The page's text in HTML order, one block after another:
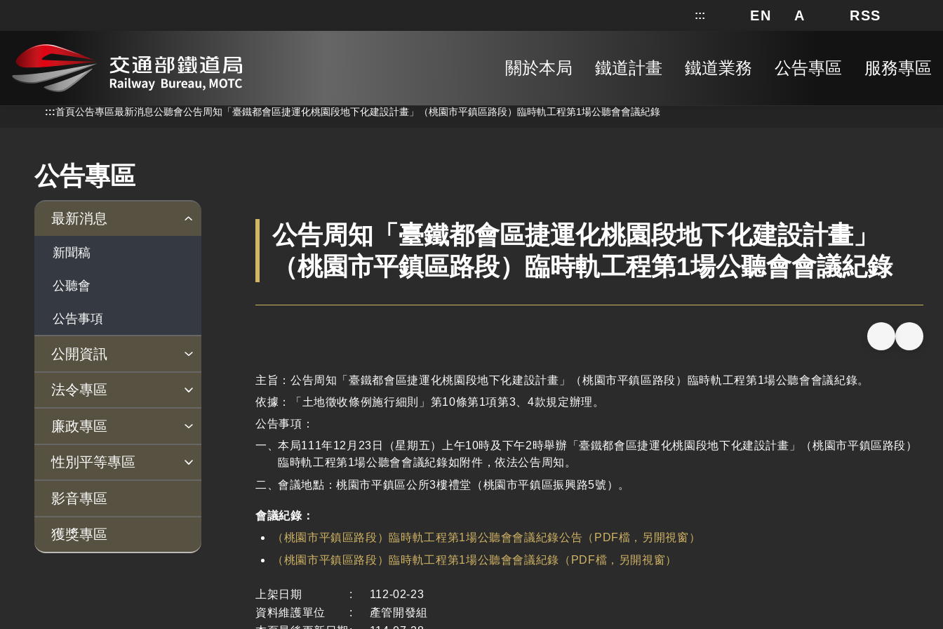
::: 網站地圖
EN A 局長信箱
RSS
關於本局 鐵道計畫 鐵道業務 公告專區 服務專區
:::首頁公告專區最新消息公聽會公告周知「臺鐵都會區捷運化桃園段地下化建設計畫」（桃園市平鎮區路段）臨時軌工程第1場公聽會會議紀錄
公告專區
最新消息
新聞稿
公聽會
公告事項
公開資訊
主動公開政府資訊專區
法律及法規命令
解釋性規定及裁量基
準
政府機關資訊
行政指導有關文書
施政計畫、業務統計
及研究報告
個人資料保護專區
Open Data專區
出版品專區
雙語詞彙專區
生態檢核專區
用地取得行政透明專區
用地公告
用地法規
徵收案件資訊
臺鐵局撥入資產債務基金
專區
法令專區
法令查詢
解釋性規定及裁量基準
法令英譯徵集意見專區
訴願文件下載
相關實務判解
相關網站資源
廉政專區
揭弊者保護專區
廉政訊息
利益衝突迴避園地
公務員廉政倫理規範
公職人員財產申報園地
廉政檢舉管道
桃地計畫廉政平臺專網
桃地計畫
廉政平臺
啟動儀式及交流座談
性別平等專區
性別平等工作小組
宣傳事項
性別平等推動計畫
性別平等統計分析
性別平等影響評估
性騷擾防治
相關網站
影音專區
獲獎專區
公告周知「臺鐵都會區捷運化桃園段地下化建設計畫」
（桃園市平鎮區路段）臨時軌工程第1場公聽會會議紀錄
主旨：公告周知「臺鐵都會區捷運化桃園段地下化建設計畫」（桃園市平鎮區路段）臨時軌工程第1場公聽會會議紀錄。
依據：「土地徵收條例施行細則」第10條第1項第3、4款規定辦理。
公告事項：
本局111年12月23日（星期五）上午10時及下午2時舉辦「臺鐵都會區捷運化桃園段地下化建設計畫」（桃園市平鎮區路段）
臨時軌工程第1場公聽會會議紀錄如附件，依法公告周知。
會議地點：桃園市平鎮區公所3樓禮堂（桃園市平鎮區振興路5號）。
會議紀錄：
（桃園市平鎮區路段）臨時軌工程第1場公聽會會議紀錄公告（PDF檔，另開視窗）
（桃園市平鎮區路段）臨時軌工程第1場公聽會會議紀錄（PDF檔，另開視窗）
上架日期 :
112-02-23
資料維護單位
:
產管開發組